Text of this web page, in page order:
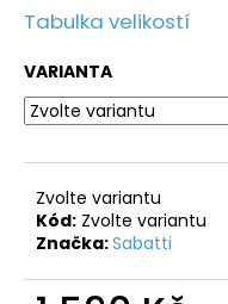
Tabulka velikostí
VARIANTA
Zvolte variantu
Kód: Zvolte variantu
Značka:Sabatti
D
p
o
r
u
e
m